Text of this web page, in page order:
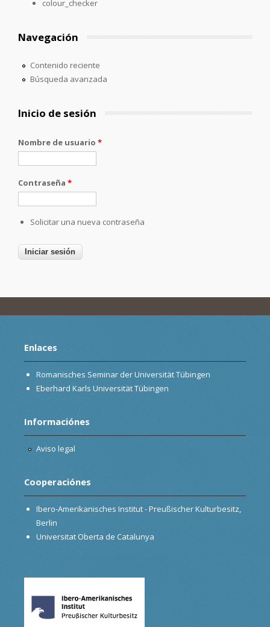
colour_checker
Navegación
Contenido reciente
Búsqueda avanzada
Inicio de sesión
Nombre de usuario *
Contraseña *
Solicitar una nueva contraseña
Enlaces
Romanisches Seminar der Universität Tübingen
Eberhard Karls Universität Tübingen
Informaciónes
Aviso legal
Cooperaciónes
Ibero-Amerikanisches Institut - Preußischer Kulturbesitz,
Berlin
Universitat Oberta de Catalunya